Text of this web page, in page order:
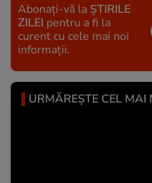
Abonați-vă la ȘTIRILE
ZILEI pentru a fi la
curent cu cele mai noi
informații.
URMĂREȘTE CEL MAI